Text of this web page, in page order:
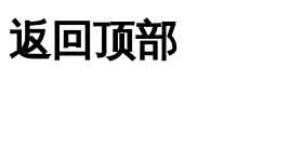
返回顶部